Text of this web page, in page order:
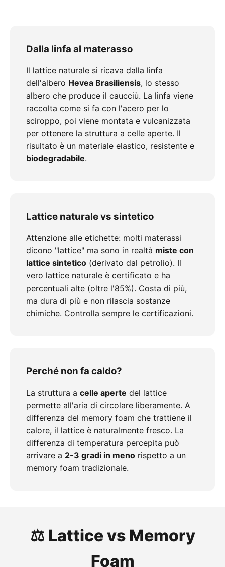
Dalla linfa al materasso
Il lattice naturale si ricava dalla linfa
dell'albero Hevea Brasiliensis, lo stesso
albero che produce il caucciù. La linfa viene
raccolta come si fa con l'acero per lo
sciroppo, poi viene montata e vulcanizzata
per ottenere la struttura a celle aperte. Il
risultato è un materiale elastico, resistente e
biodegradabile.
Lattice naturale vs sintetico
Attenzione alle etichette: molti materassi
dicono "lattice" ma sono in realtà miste con
lattice sintetico (derivato dal petrolio). Il
vero lattice naturale è certificato e ha
percentuali alte (oltre l'85%). Costa di più,
ma dura di più e non rilascia sostanze
chimiche. Controlla sempre le certificazioni.
Perché non fa caldo?
La struttura a celle aperte del lattice
permette all'aria di circolare liberamente. A
differenza del memory foam che trattiene il
calore, il lattice è naturalmente fresco. La
differenza di temperatura percepita può
arrivare a 2-3 gradi in meno rispetto a un
memory foam tradizionale.
⚖️ Lattice vs Memory
Foam